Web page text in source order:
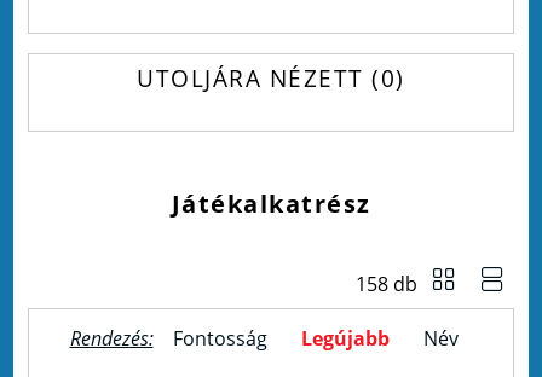
UTOLJÁRA NÉZETT 0
Játékalkatrész
158 db
Rendezés: Fontosság Legújabb Név